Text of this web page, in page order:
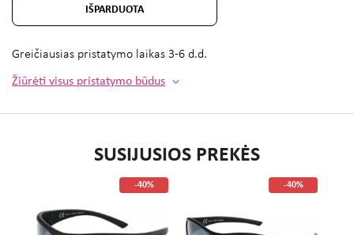
IŠPARDUOTA
Greičiausias pristatymo laikas 3-6 d.d.
Žiūrėti visus pristatymo būdus
SUSIJUSIOS PREKĖS
-40% -40%